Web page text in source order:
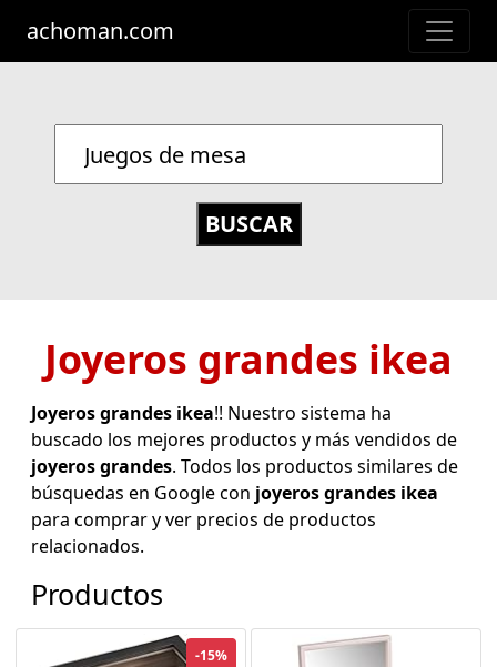
achoman.com
Joyeros grandes ikea
Joyeros grandes ikea!! Nuestro sistema ha
buscado los mejores productos y más vendidos de
joyeros grandes. Todos los productos similares de
búsquedas en Google con joyeros grandes ikea
para comprar y ver precios de productos
relacionados.
Productos
-15%